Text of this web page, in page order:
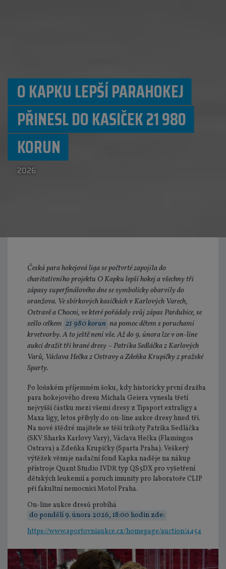
O KAPKU LEPŠÍ PARAHOKEJ
PŘINESL DO KASIČEK 21 980
KORUN
2026
Česká para hokejová liga se počtvrté zapojila do
charitativního projektu O Kapku lepší hokej a všechny tři
zápasy superfinálového dne se symbolicky obarvily do
oranžova. Ve sbírkových kasičkách v Karlových Varech,
Ostravě a Chocni, ve které pořádaly svůj zápas Pardubice, se
sešlo celkem 21 980 korun na pomoc dětem s poruchami
krvetvorby. A to ještě není vše. Až do 9. února lze v on-line
aukci dražit tři hrané dresy – Patrika Sedláčka z Karlových
Varů, Václava Hečka z Ostravy a Zdeňka Krupičky z pražské
Sparty.
Po loňském příjemném šoku, kdy historicky první dražba
para hokejového dresu Michala Geiera vynesla třetí
nejvyšší částku mezi všemi dresy z Tipsport extraligy a
Maxa ligy, letos přibyly do on-line aukce dresy hned tři.
Na nové štědré majitele se těší trikoty Patrika Sedláčka
(SKV Sharks Karlovy Vary), Václava Hečka (Flamingos
Ostrava) a Zdeňka Krupičky (Sparta Praha). Veškerý
výtěžek věnuje nadační fond Kapka naděje na nákup
přístroje Quant Studio IVDR typ QS5DX pro vyšetření
dětských leukemií a poruch imunity pro laboratoře CLIP
při fakultní nemocnici Motol Praha.
On-line aukce dresů probíhá
do pondělí 9. února 2026, 18:00 hodin zde:
https://www.sportovniaukce.cz/homepage/auction/4454